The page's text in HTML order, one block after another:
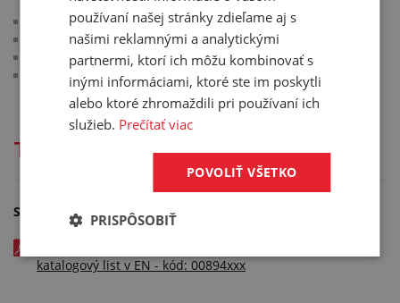
Geka, vzájomne kompatibilné
materiál: nerezová oceľ 1.4401
tesnenie: viton (FKM)
pracovný tlak: max. 40 bar
pracovná teplota: -10 °C/+150 °C
Technická dokumentácia
Súbory na stiahnutie
katalogový list v EN - kód: 00894xxx
používaní našej stránky zdieľame aj s
našimi reklamnými a analytickými
partnermi, ktorí ich môžu kombinovať s
inými informáciami, ktoré ste im poskytli
alebo ktoré zhromaždili pri používaní ich
služieb. Prečítať viac
POVOLIŤ VŠETKO
PRISPÔSOBIŤ